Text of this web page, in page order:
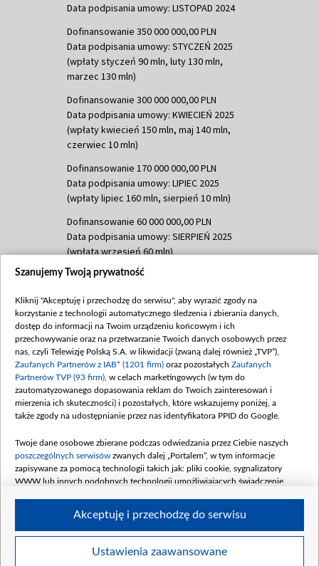
Data podpisania umowy: LISTOPAD 2024
Dofinansowanie 350 000 000,00 PLN
Data podpisania umowy: STYCZEŃ 2025
(wpłaty styczeń 90 mln, luty 130 mln,
marzec 130 mln)
Dofinansowanie 300 000 000,00 PLN
Data podpisania umowy: KWIECIEŃ 2025
(wpłaty kwiecień 150 mln, maj 140 mln,
czerwiec 10 mln)
Dofinansowanie 170 000 000,00 PLN
Data podpisania umowy: LIPIEC 2025
(wpłaty lipiec 160 mln, sierpień 10 mln)
Dofinansowanie 60 000 000,00 PLN
Data podpisania umowy: SIERPIEŃ 2025
(wpłata wrzesień 60 mln)
Dofinansowanie 635 783 051,21 PLN
(wpłata wrzesień 100 mln, październik 350
mln, listopad 265 mln)
Dofinansowanie 48 862 000,00 PLN
Data podpisania umowy: GRUDZIEŃ 2025
(wpłata grudzień 60,548 mln)
Dofinansowanie 900 000 000,00 PLN
Data podpisania umowy: LUTY 2026 (wpłata
kwiecień 180 mln, 7 maja 180 mln, 8
czerwca 90 mln)
Dofinansowanie 250 000 000,00 PLN
4 sierpnia 250 mln
Szanujemy Twoją prywatność
Kliknij "Akceptuję i przechodzę do serwisu", aby wyrazić zgody na
korzystanie z technologii automatycznego śledzenia i zbierania danych,
dostęp do informacji na Twoim urządzeniu końcowym i ich
przechowywanie oraz na przetwarzanie Twoich danych osobowych przez
nas, czyli Telewizję Polską S.A. w likwidacji (zwaną dalej również „TVP”),
Zaufanych Partnerów z IAB* (1201 firm) oraz pozostałych Zaufanych
Partnerów TVP (93 firm) , w celach marketingowych (w tym do
zautomatyzowanego dopasowania reklam do Twoich zainteresowań i
mierzenia ich skuteczności) i pozostałych, które wskazujemy poniżej, a
także zgody na udostępnianie przez nas identyfikatora PPID do Google.
Twoje dane osobowe zbierane podczas odwiedzania przez Ciebie naszych
poszczególnych serwisów zwanych dalej „Portalem”, w tym informacje
zapisywane za pomocą technologii takich jak: pliki cookie, sygnalizatory
WWW lub innych podobnych technologii umożliwiających świadczenie
Twoje dane osobowe zbierane podczas odwiedzania przez Ciebie
Ustawienia zaawansowane
Akceptuję i przechodzę do serwisu